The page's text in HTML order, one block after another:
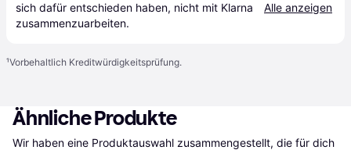
sich dafür entschieden haben, nicht mit Klarna
zusammenzuarbeiten.
Alle anzeigen
¹Vorbehaltlich Kreditwürdigkeitsprüfung.
Ähnliche Produkte
Wir haben eine Produktauswahl zusammengestellt, die für dich